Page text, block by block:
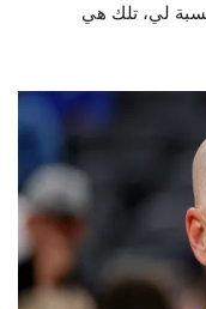
لي، تلك هي